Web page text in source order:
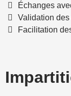
Échanges
Validation
Facilitation